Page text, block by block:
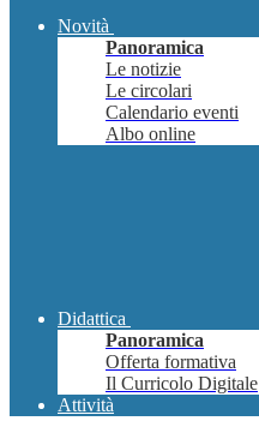
Novità
Panoramica
Le notizie
Le circolari
Calendario eventi
Albo online
Didattica
Panoramica
Offerta formativa
Il Curricolo Digitale
Attività